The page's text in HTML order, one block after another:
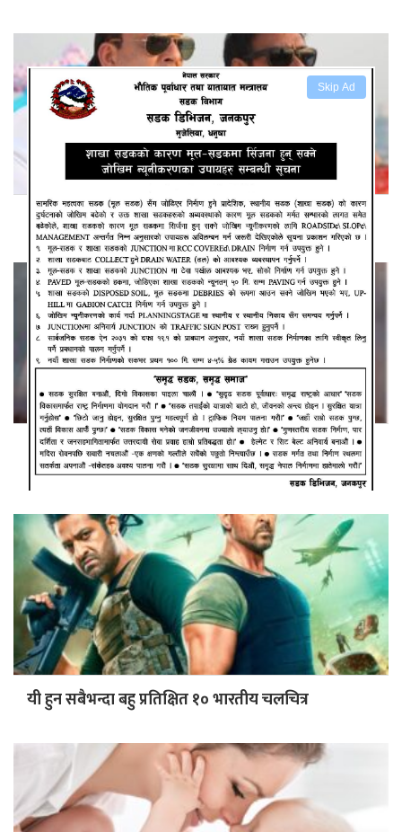
Skip Ad
‘सन अफ सरदारः२’ को हिस्सा बन्न नपाएको सञ्जय दुःखी
बाहुबलीको दुवै भाग अब एक फ्रेममा आउने, ३१ अक्टोबरमा
रि-रिलिज
यी हुन सबैभन्दा बहु प्रतिक्षित १० भारतीय चलचित्र